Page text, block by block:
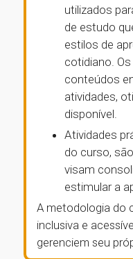
utilizados
de estudo
estilos de
cotidiano.
conteúdos
atividades,
disponível.
Atividades
do curso,
visam
estimular a
A metodologia do
inclusiva e
gerenciem seu